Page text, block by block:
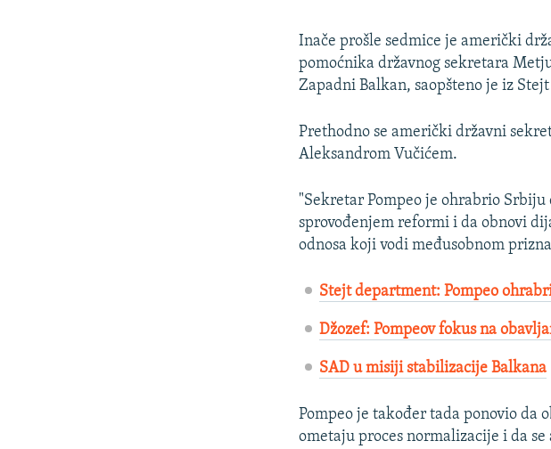
Inače prošle sedmice je američki
pomoćnika državnog sekretara
Zapadni Balkan, saopšteno je iz
Prethodno se američki državni
Aleksandrom Vučićem.
"Sekretar Pompeo je ohrabrio
sprovođenjem reformi i da obnovi
odnosa koji vodi međusobnom
Stejt department: Pompeo
Džozef: Pompeov fokus na
SAD u misiji stabilizacije Balkana
Pompeo je također tada ponovio da
ometaju proces normalizacije i da